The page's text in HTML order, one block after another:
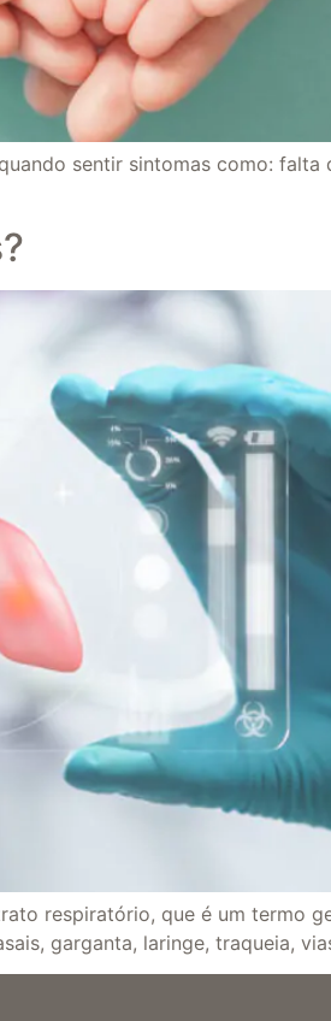
sentir sintomas como: falta
respiratório, que é um termo
garganta, laringe, traqueia,